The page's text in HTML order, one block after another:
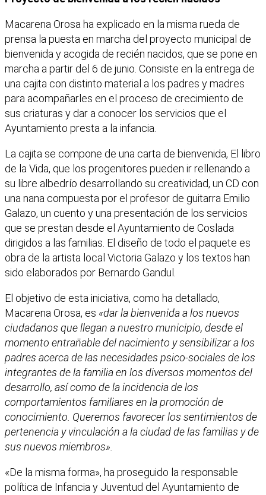
Macarena Orosa ha explicado en la misma rueda de
prensa la puesta en marcha del proyecto municipal de
bienvenida y acogida de recién nacidos, que se pone en
marcha a partir del 6 de junio. Consiste en la entrega de
una cajita con distinto material a los padres y madres
para acompañarles en el proceso de crecimiento de
sus criaturas y dar a conocer los servicios que el
Ayuntamiento presta a la infancia.
La cajita se compone de una carta de bienvenida, El libro
de la Vida, que los progenitores pueden ir rellenando a
su libre albedrío desarrollando su creatividad, un CD con
una nana compuesta por el profesor de guitarra Emilio
Galazo, un cuento y una presentación de los servicios
que se prestan desde el Ayuntamiento de Coslada
dirigidos a las familias. El diseño de todo el paquete es
obra de la artista local Victoria Galazo y los textos han
sido elaborados por Bernardo Gandul.
El objetivo de esta iniciativa, como ha detallado,
Macarena Orosa, es «dar la bienvenida a los nuevos
ciudadanos que llegan a nuestro municipio, desde el
momento entrañable del nacimiento y sensibilizar a los
padres acerca de las necesidades psico-sociales de los
integrantes de la familia en los diversos momentos del
desarrollo, así como de la incidencia de los
comportamientos familiares en la promoción de
conocimiento. Queremos favorecer los sentimientos de
pertenencia y vinculación a la ciudad de las familias y de
sus nuevos miembros».
«De la misma forma», ha proseguido la responsable
política de Infancia y Juventud del Ayuntamiento de